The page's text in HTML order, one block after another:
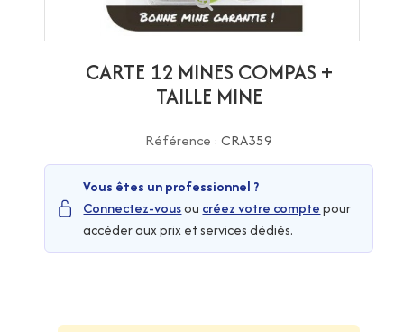
CARTE 12 MINES COMPAS +
TAILLE MINE
Référence : CRA359
Vous êtes un professionnel ?
Connectez-vousou créez votre comptepour
accéder aux prix et services dédiés.